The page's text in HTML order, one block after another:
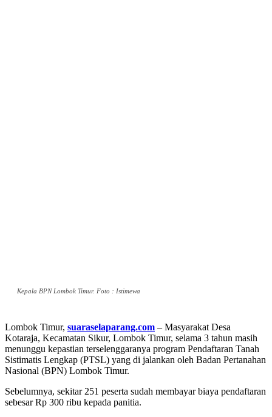
Kepala BPN Lombok Timur. Foto : Istimewa
Lombok Timur, suaraselaparang.com – Masyarakat Desa
Kotaraja, Kecamatan Sikur, Lombok Timur, selama 3 tahun masih
menunggu kepastian terselenggaranya program Pendaftaran Tanah
Sistimatis Lengkap (PTSL) yang di jalankan oleh Badan Pertanahan
Nasional (BPN) Lombok Timur.
Sebelumnya, sekitar 251 peserta sudah membayar biaya pendaftaran
sebesar Rp 300 ribu kepada panitia.